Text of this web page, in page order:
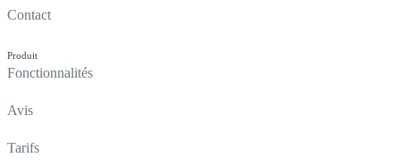
Contact
Produit
Fonctionnalités
Avis
Tarifs